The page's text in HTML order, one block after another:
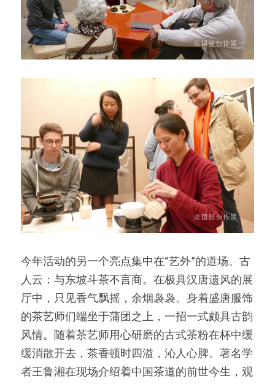
今年活动的另一个亮点集中在“艺外”的道场。古
人云：与东坡斗茶不言商。在极具汉唐遗风的展
厅中，只见香气飘摇，余烟袅袅。身着盛唐服饰
的茶艺师们端坐于蒲团之上，一招一式颇具古韵
风情。随着茶艺师用心研磨的古式茶粉在杯中缓
缓消散开去，茶香顿时四溢，沁人心脾。著名学
者王鲁湘在现场介绍着中国茶道的前世今生，观